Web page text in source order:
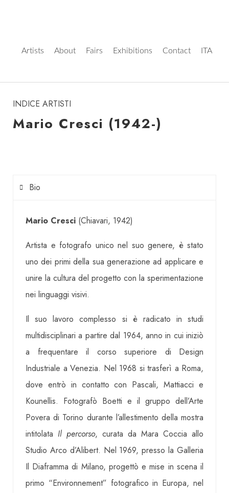
Artists About Fairs Exhibitions Contact ITA
INDICE ARTISTI
Mario Cresci (1942-)
Bio
Mario Cresci (Chiavari, 1942)
Artista e fotografo unico nel suo genere, è stato
uno dei primi della sua generazione ad applicare e
unire la cultura del progetto con la sperimentazione
nei linguaggi visivi.
Il suo lavoro complesso si è radicato in studi
multidisciplinari a partire dal 1964, anno in cui iniziò
a frequentare il corso superiore di Design
Industriale a Venezia. Nel 1968 si trasferì a Roma,
dove entrò in contatto con Pascali, Mattiacci e
Kounellis. Fotografò Boetti e il gruppo dell’Arte
Povera di Torino durante l’allestimento della mostra
intitolata Il percorso, curata da Mara Coccia allo
Studio Arco d’Alibert. Nel 1969, presso la Galleria
Il Diaframma di Milano, progettò e mise in scena il
primo “Environnement” fotografico in Europa, nel